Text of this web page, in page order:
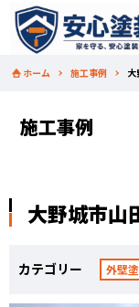
ホーム 施工事例
施工事例
大野城市
カテゴリー 外壁